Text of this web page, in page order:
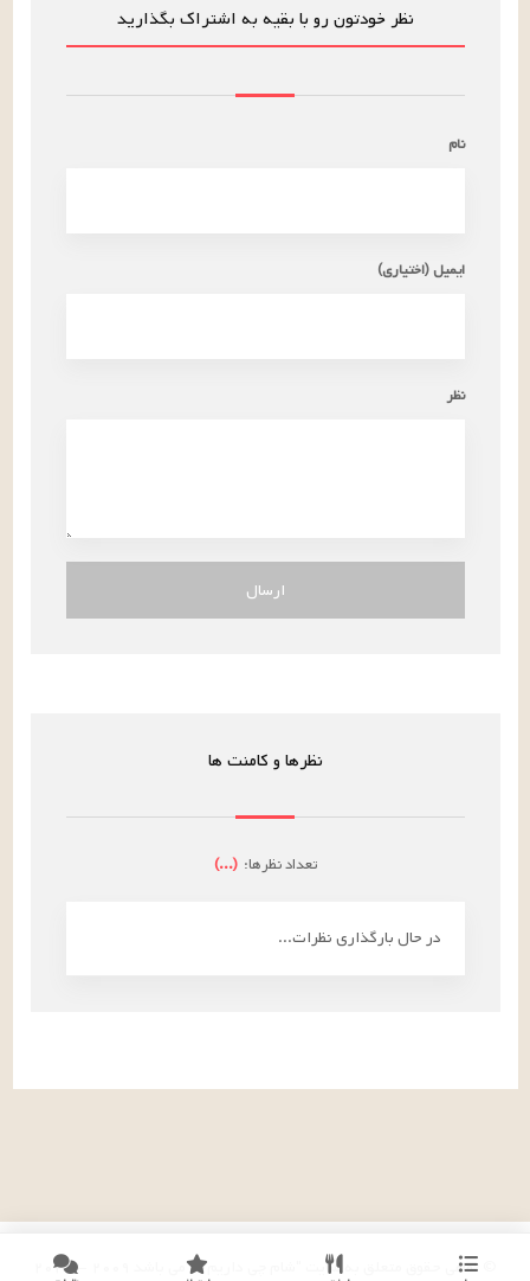
نظر خودتون رو با بقیه به اشتراک بگذارید
نام
ایمیل (اختیاری)
نظر
ارسال
نظرها و کامنت ها
تعداد نظرها: (
...
)
در حال بارگذاری نظرات...
© تمامی حقوق متعلق به سایت "شام چی داریم؟!" می باشد -۲۰۲۶